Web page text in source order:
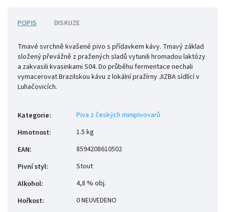
POPIS DISKUZE
Tmavé svrchně kvašené pivo s přídavkem kávy. Tmavý základ
složený převážně z pražených sladů vytunili hromadou laktózy
a zakvasili kvasinkami S04. Do průběhu fermentace nechali
vymacerovat Brazilskou kávu z lokální pražírny JIZBA sídlící v
Luhačovicích.
Kategorie:
Piva z českých minipivovarů
Hmotnost:
1.5 kg
EAN:
8594208610502
Pivní styl:
Stout
Alkohol:
4,8 % obj.
Hořkost:
0 NEUVEDENO